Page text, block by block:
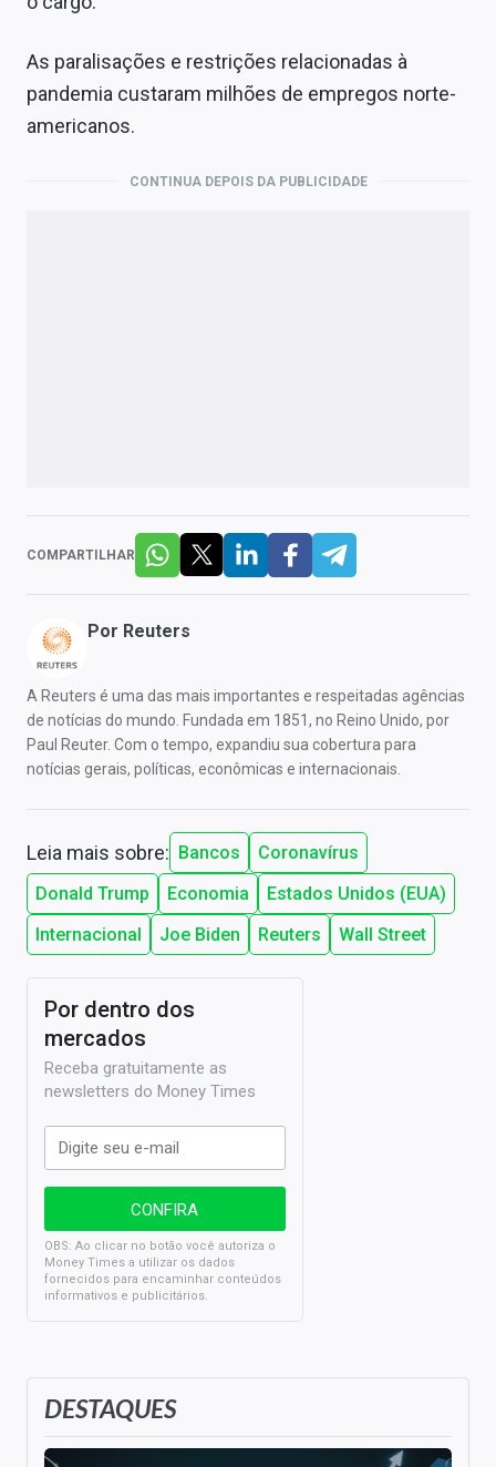
As paralisações e restrições relacionadas à
pandemia custaram milhões de empregos norte-
americanos.
CONTINUA DEPOIS DA PUBLICIDADE
COMPARTILHAR
Por Reuters
A Reuters é uma das mais importantes e respeitadas agências
de notícias do mundo. Fundada em 1851, no Reino Unido, por
Paul Reuter. Com o tempo, expandiu sua cobertura para
notícias gerais, políticas, econômicas e internacionais.
Leia mais sobre: Bancos
Coronavírus
Donald Trump
Economia
Estados Unidos (EUA)
Internacional
Joe Biden Reuters Wall Street
DESTAQUES
Por dentro dos
mercados
Receba gratuitamente as
newsletters do Money Times
OBS: Ao clicar no botão você autoriza o
Money Times a utilizar os dados
fornecidos para encaminhar conteúdos
informativos e publicitários.